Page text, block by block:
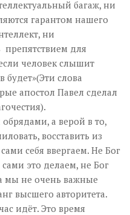
багаж, ни
гарантом нашего
ни
препятствием для
человек слышит
слова
апостол Павел сделал
а верой в то,
восставить из
себя ввергаем. Не Бог
это делаем, не Бог
мы не очень важные
высшего авторитета.
идёт. Это время